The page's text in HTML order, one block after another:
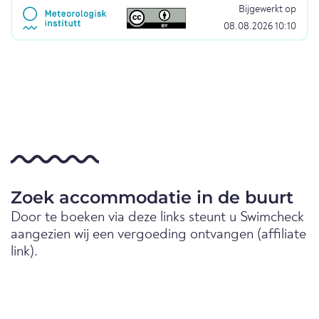
Bijgewerkt op
08.08.2026 10:10
Zoek accommodatie in de buurt
Door te boeken via deze links steunt u Swimcheck
aangezien wij een vergoeding ontvangen (affiliate
link).